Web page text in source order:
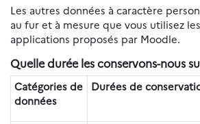
Les autres données à caractère
au fur et à mesure que vous utilisez
applications proposés par Moodle.
Quelle durée les conservons-nous
Catégories de
données
Durées de